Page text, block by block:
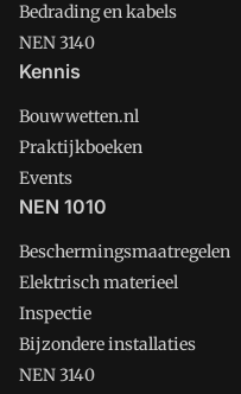
Bedrading en kabels
NEN 3140
Kennis
Bouwwetten.nl
Praktijkboeken
Events
NEN 1010
Beschermingsmaatregelen
Elektrisch materieel
Inspectie
Bijzondere installaties
NEN 3140